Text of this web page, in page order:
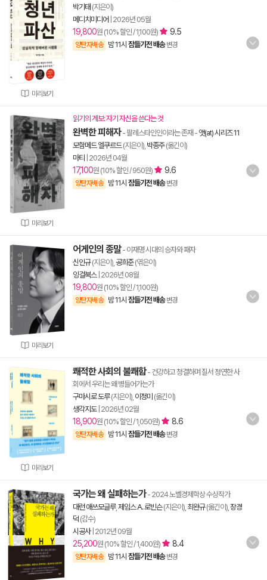
미리보기
박기태 (지은이)
메디치미디어 2026년 05월
19,800원 (10% 할인 / 1,100원) 9.5
양탄자배송 밤 11시 잠들기전 배송 변경
미리보기
읽기의 계보: 자기 자신을 쓴다는 것
완벽한 피해자- 팔레스타인인이라는 존재 - 앳(at) 시리즈 11
모함메드 엘쿠르드(지은이), 박종주(옮긴이)
마티
2026년 04월
17,100원 (10% 할인 / 950원) 9.6
양탄자배송 밤 11시 잠들기전 배송 변경
미리보기
어게인의 종말- 이재명 시대의 승자와 패자
신인규(지은이), 공희준(엮은이)
잉걸북스| 2026년 08월
19,800원 (10% 할인 / 1,100원)
양탄자배송 밤 11시 잠들기전 배송 변경
미리보기
쾌적한 사회의 불쾌함- 건강하고 청결하며 질서 정연한 사
회에서 우리는 왜 병들어가는가
구마시로 도루(지은이), 이정미 (옮긴이)
생각지도| 2026년 02월
18,900원 (10% 할인 / 1,050원) 8.6
양탄자배송 밤 11시 잠들기전 배송 변경
국가는 왜 실패하는가- 2024 노벨경제학상 수상작가
대런 애쓰모글루, 제임스 A. 로빈슨(지은이), 최완규(옮긴이), 장경
덕 (감수)
시공사| 2012년 09월
25,200원 (10% 할인 / 1,400원) 8.4
양탄자배송 밤 11시 잠들기전 배송 변경